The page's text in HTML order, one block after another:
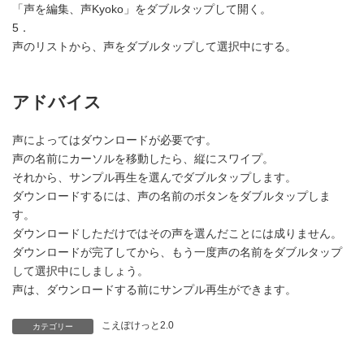
「声を編集、声Kyoko」をダブルタップして開く。
5．
声のリストから、声をダブルタップして選択中にする。
アドバイス
声によってはダウンロードが必要です。
声の名前にカーソルを移動したら、縦にスワイプ。
それから、サンプル再生を選んでダブルタップします。
ダウンロードするには、声の名前のボタンをダブルタップしま
す。
ダウンロードしただけではその声を選んだことには成りません。
ダウンロードが完了してから、もう一度声の名前をダブルタップ
して選択中にしましょう。
声は、ダウンロードする前にサンプル再生ができます。
カテゴリー こえぽけっと2.0